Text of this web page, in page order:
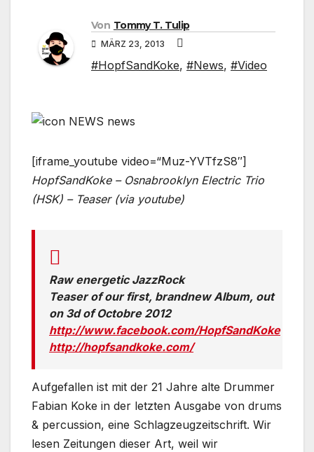
Von Tommy T. Tulip
MÄRZ 23, 2013
#HopfSandKoke, #News, #Video
[iframe_youtube video=“Muz-YVTfzS8″]
HopfSandKoke – Osnabrooklyn Electric Trio
(HSK) – Teaser (via youtube)
Raw energetic JazzRock
Teaser of our first, brandnew Album, out
on 3d of Octobre 2012
http://www.facebook.com/HopfSandKoke
http://hopfsandkoke.com/
Aufgefallen ist mit der 21 Jahre alte Drummer
Fabian Koke in der letzten Ausgabe von drums
& percussion, eine Schlagzeugzeitschrift. Wir
lesen Zeitungen dieser Art, weil wir